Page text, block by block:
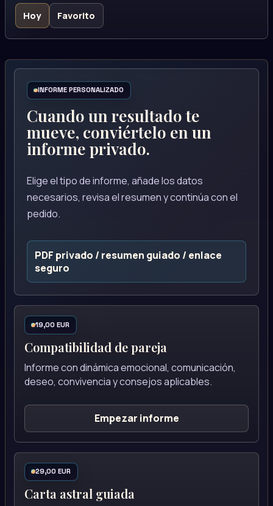
Hoy Favorito
INFORME PERSONALIZADO
Cuando un resultado te
mueve, conviértelo en un
informe privado.
Elige el tipo de informe, añade los datos
necesarios, revisa el resumen y continúa con el
pedido.
19,00 EUR
Compatibilidad de pareja
Informe con dinámica emocional, comunicación,
deseo, convivencia y consejos aplicables.
Empezar informe
29,00 EUR
Carta astral guiada